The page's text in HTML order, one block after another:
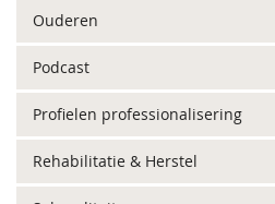
Ouderen
Podcast
Profielen professionalisering
Rehabilitatie & Herstel